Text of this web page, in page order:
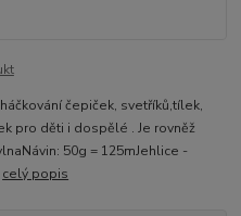
čepiček, svetříků,tílek,
pro děti i dospělé . Je rovněž
50g = 125mJehlice -
celý popis